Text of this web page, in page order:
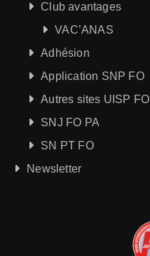
Club avantages
VAC’ANAS
Adhésion
Application SNP FO
Autres sites UISP FO
SNJ FO PA
SN PT FO
Newsletter